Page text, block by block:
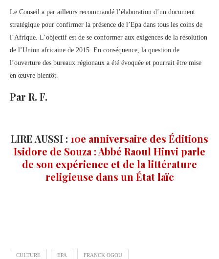
Le Conseil a par ailleurs recommandé l’élaboration d’un document
stratégique pour confirmer la présence de l’Epa dans tous les coins de
l’Afrique. L’objectif est de se conformer aux exigences de la résolution
de l’Union africaine de 2015. En conséquence, la question de
l’ouverture des bureaux régionaux a été évoquée et pourrait être mise
en œuvre bientôt.
Par R. F.
LIRE AUSSI : 10e anniversaire des Éditions
Isidore de Souza : Abbé Raoul Hinvi parle
de son expérience et de la littérature
religieuse dans un État laïc
CULTURE EPA FRANCK OGOU